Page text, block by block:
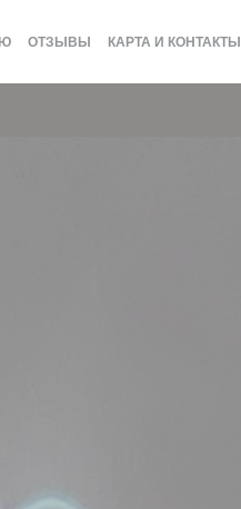
ОТЗЫВЫ КАРТА И КОНТАКТЫ